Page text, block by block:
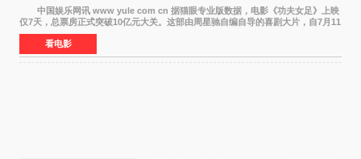
中国娱乐网讯 www yule com cn 据猫眼专业版数据，电影《功夫女足》上映
仅7天，总票房正式突破10亿元大关。这部由周星驰自编自导的喜剧大片，自7月11
日公映以来便展现出惊人的市场统治力。
看电影